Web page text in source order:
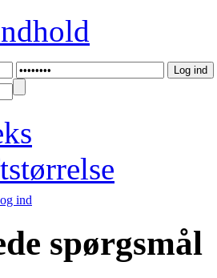
ind
spørgsmål